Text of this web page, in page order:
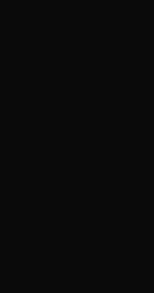
Inhalte.
die jeweiligen Anbieter
im Aufbau befinden.